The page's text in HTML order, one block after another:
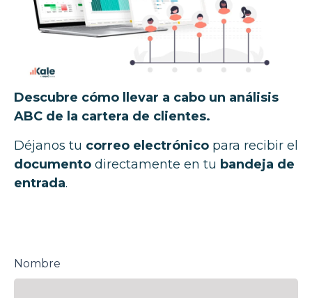
Descubre cómo llevar a cabo un análisis
ABC de la cartera de clientes.
Déjanos tu correo electrónico para recibir el
documento directamente en tu bandeja de
entrada.
Nombre